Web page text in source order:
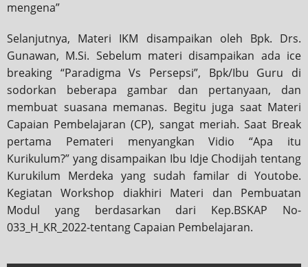
mengena”
Selanjutnya, Materi IKM disampaikan oleh Bpk. Drs.
Gunawan, M.Si. Sebelum materi disampaikan ada ice
breaking “Paradigma Vs Persepsi”, Bpk/Ibu Guru di
sodorkan beberapa gambar dan pertanyaan, dan
membuat suasana memanas. Begitu juga saat Materi
Capaian Pembelajaran (CP), sangat meriah. Saat Break
pertama Pemateri menyangkan Vidio “Apa itu
Kurikulum?” yang disampaikan Ibu Idje Chodijah tentang
Kurukilum Merdeka yang sudah familar di Youtobe.
Kegiatan Workshop diakhiri Materi dan Pembuatan
Modul yang berdasarkan dari Kep.BSKAP No-
033_H_KR_2022-tentang Capaian Pembelajaran.